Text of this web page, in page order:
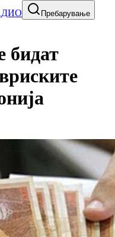
Пребарување
бидат